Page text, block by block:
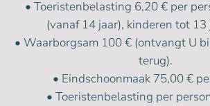
• Toeristenbelasting 6,20 € per
(vanaf 14 jaar), kinderen tot 13
• Waarborgsam 100 € (ontvangt U
terug).
• Eindschoonmaak 75,00 €
• Toeristenbelasting per